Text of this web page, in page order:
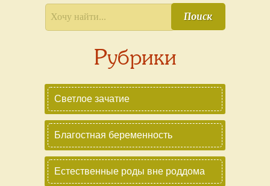
Поиск
Рубрики
Светлое зачатие
Благостная беременность
Естественные роды вне роддома